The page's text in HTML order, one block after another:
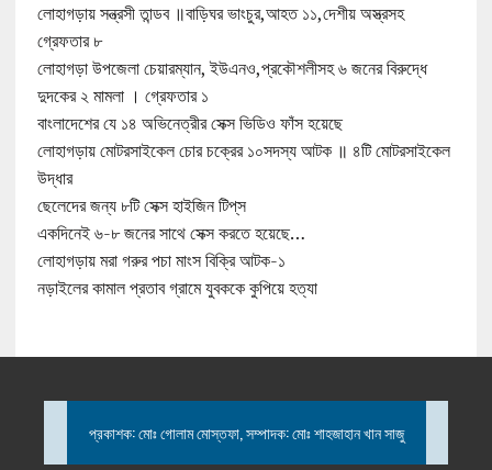
লোহাগড়ায় সন্ত্রসী তান্ডব ॥বাড়িঘর ভাংচুর,আহত ১১,দেশীয় অস্ত্রসহ
গ্রেফতার ৮
লোহাগড়া উপজেলা চেয়ারম্যান, ইউএনও,প্রকৌশলীসহ ৬ জনের বিরুদ্ধে
দুদকের ২ মামলা । গ্রেফতার ১
বাংলাদেশের যে ১৪ অভিনেত্রীর সেক্স ভিডিও ফাঁস হয়েছে
লোহাগড়ায় মোটরসাইকেল চোর চক্রের ১০সদস্য আটক ॥ ৪টি মোটরসাইকেল
উদ্ধার
ছেলেদের জন্য ৮টি সেক্স হাইজিন টিপ্‌স
একদিনেই ৬-৮ জনের সাথে সেক্স করতে হয়েছে…
লোহাগড়ায় মরা গরুর পচা মাংস বিক্রি আটক-১
নড়াইলের কামাল প্রতাব গ্রামে যুবককে কুপিয়ে হত্যা
প্রকাশক: মোঃ গোলাম মোস্তফা, সম্পাদক: মোঃ শাহজাহান খান সাজু